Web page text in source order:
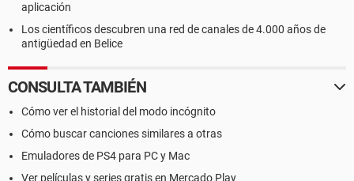
aplicación
Los científicos descubren una red de canales de 4.000 años de
antigüedad en Belice
CONSULTA TAMBIÉN
Cómo ver el historial del modo incógnito
Cómo buscar canciones similares a otras
Emuladores de PS4 para PC y Mac
Ver películas y series gratis en Mercado Play